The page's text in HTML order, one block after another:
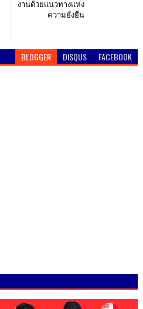
งานด้วยแนวทางแห่ง
ความยั่งยืน
BLOGGER DISQUS FACEBOOK